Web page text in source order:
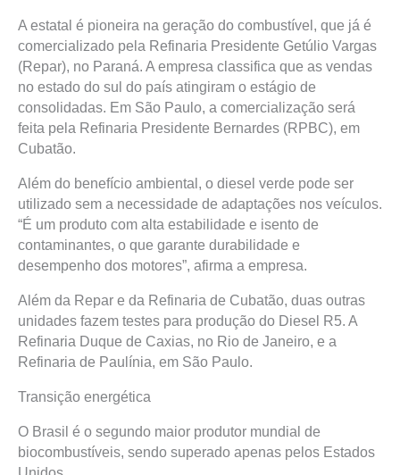
A estatal é pioneira na geração do combustível, que já é
comercializado pela Refinaria Presidente Getúlio Vargas
(Repar), no Paraná. A empresa classifica que as vendas
no estado do sul do país atingiram o estágio de
consolidadas. Em São Paulo, a comercialização será
feita pela Refinaria Presidente Bernardes (RPBC), em
Cubatão.
Além do benefício ambiental, o diesel verde pode ser
utilizado sem a necessidade de adaptações nos veículos.
“É um produto com alta estabilidade e isento de
contaminantes, o que garante durabilidade e
desempenho dos motores”, afirma a empresa.
Além da Repar e da Refinaria de Cubatão, duas outras
unidades fazem testes para produção do Diesel R5. A
Refinaria Duque de Caxias, no Rio de Janeiro, e a
Refinaria de Paulínia, em São Paulo.
Transição energética
O Brasil é o segundo maior produtor mundial de
biocombustíveis, sendo superado apenas pelos Estados